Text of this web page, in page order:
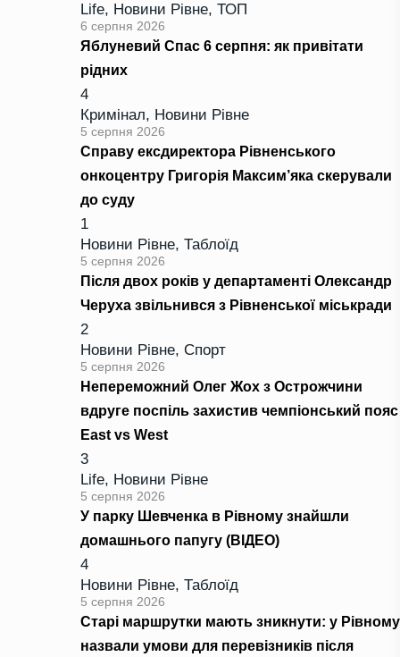
Life, Новини Рівне, ТОП
6 серпня 2026
Яблуневий Спас 6 серпня: як привітати
рідних
4
Кримінал, Новини Рівне
5 серпня 2026
Справу ексдиректора Рівненського
онкоцентру Григорія Максим’яка скерували
до суду
1
Новини Рівне, Таблоїд
5 серпня 2026
Після двох років у департаменті Олександр
Черуха звільнився з Рівненської міськради
2
Новини Рівне, Спорт
5 серпня 2026
Непереможний Олег Жох з Острожчини
вдруге поспіль захистив чемпіонський пояс
East vs West
3
Life, Новини Рівне
5 серпня 2026
У парку Шевченка в Рівному знайшли
домашнього папугу (ВІДЕО)
4
Новини Рівне, Таблоїд
5 серпня 2026
Старі маршрутки мають зникнути: у Рівному
назвали умови для перевізників після